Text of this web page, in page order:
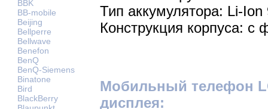
BBK
BB-mobile
Beijing
Bellperre
Bellwave
Benefon
BenQ
BenQ-Siemens
Binatone
Bird
BlackBerry
Тип аккумулятора: Li-
Конструкция корпуса: с
Мобильный телефон
дисплея: